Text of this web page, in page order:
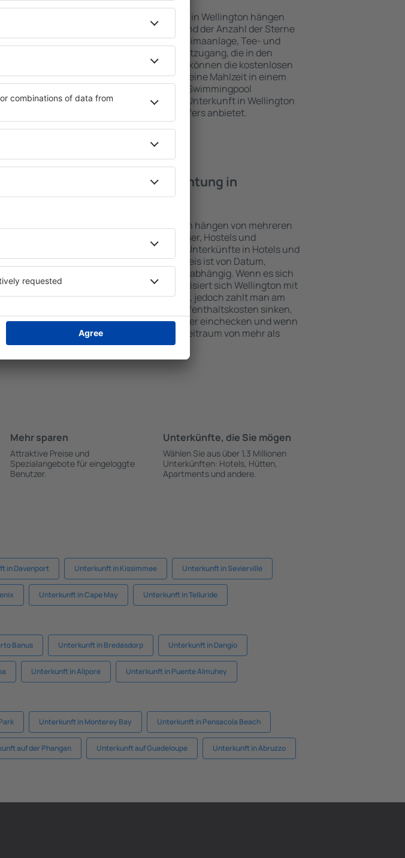
Die Annehmlichkeiten bei Unterkünften in Wellington hängen
von der Art des ausgewählten Objekts und der Anzahl der Sterne
ab. Gäste nutzen Küchenzeile, Balkon, Klimaanlage, Tee- und
Kaffeezubehör, Handtücher und Internetzugang, die in den
Unterkünften verfügbar sind. Besucher können die kostenlosen
Parkplätze an der Unterkunft benutzen, eine Mahlzeit in einem
Restaurant bestellen oder ein Hotel mit Swimmingpool
auswählen. Sie können zusätzlich eine Unterkunft in Wellington
buchen, die den Gästen Flughafentransfers anbietet.
Wie viel kostet eine Übernachtung in
Wellington?
Die Kosten der Unterkünfte in Wellington hängen von mehreren
Faktoren ab. Die billigsten sind Gasthäuser, Hostels und
Campingplätze, während die teuersten Unterkünfte in Hotels und
Luxusapartments sind. Der Buchungspreis ist von Datum,
Aufenthaltsdauer und Anzahl der Gäste abhängig. Wenn es sich
um Übernachtungen handelt, charakterisiert sich Wellington mit
den günstigen Preisen rund um das Jahr, jedoch zahlt man am
wenigsten außerhalb der Saison. Die Aufenthaltskosten sinken,
wenn mehrere Personen in einem Zimmer einchecken und wenn
die Unterkunft in Wellington für einen Zeitraum von mehr als
einer Woche gebucht wird.
Mehr sparen
Attraktive Preise und
Spezialangebote für eingeloggte
Benutzer.
Unterkünfte, die Sie mögen
Wählen Sie aus über 1,3 Millionen
Unterkünften: Hotels, Hütten,
Apartments und andere.
in Davenport Unterkunft in Kissimmee Unterkunft in Sevierville
Unterkunft in Cape May Unterkunft in Telluride
Banus Unterkunft in Bredasdorp Unterkunft in Dangio
Unterkunft in Alipore Unterkunft in Puente Almuhey
Unterkunft in Monterey Bay Unterkunft in Pensacola Beach
auf der Phangan Unterkunft auf Guadeloupe Unterkunft in Abruzzo